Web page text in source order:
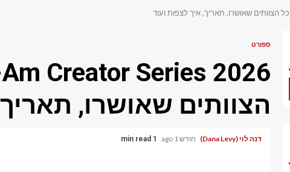
ספורט
הצוותים שאושרו,
דנה לוי (Dana Levy) חודש 1 ago 1 min read